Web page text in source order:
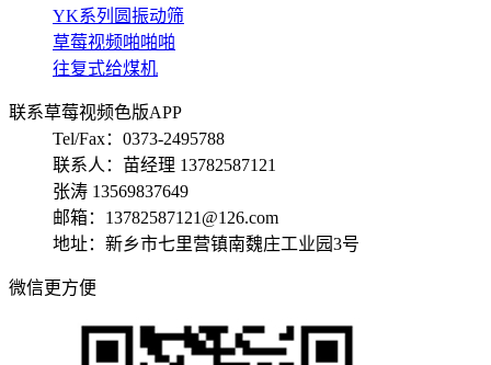
YK系列圆振动筛
草莓视频啪啪啪
往复式给煤机
联系草莓视频色版APP
Tel/Fax：0373-2495788
联系人：苗经理 13782587121
张涛 13569837649
邮箱：13782587121@126.com
地址：新乡市七里营镇南魏庄工业园3号
微信更方便